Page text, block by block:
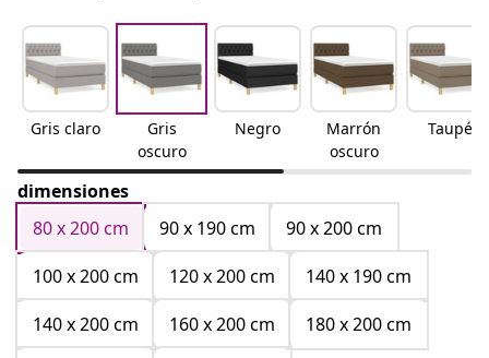
Gris claro
Gris
oscuro
Negro
Marrón
oscuro
Taupé
dimensiones
80 x 200 cm
90 x 190 cm
90 x 200 cm
100 x 200 cm
120 x 200 cm
140 x 190 cm
140 x 200 cm
160 x 200 cm
180 x 200 cm